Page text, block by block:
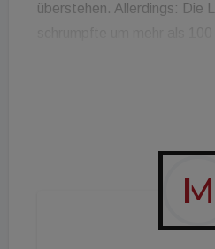
überstehen. Allerdings: Die
Eigenkapital reduzierte sich
Prozent auf 462 (Vj. 547)
Eigenkapitalquote sank von
nunmehr 66 Prozent. In den